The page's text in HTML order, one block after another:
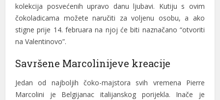
kolekcija posvećenih upravo danu ljubavi. Kutiju s ovim
čokoladicama možete naručiti za voljenu osobu, a ako
stigne prije 14. februara na njoj će biti naznačano “otvoriti
na Valentinovo”.
Savršene Marcolinijeve kreacije
Jedan od najboljih čoko-majstora svih vremena Pierre
Marcolini je Belgijanac italijanskog porijekla. Inače je